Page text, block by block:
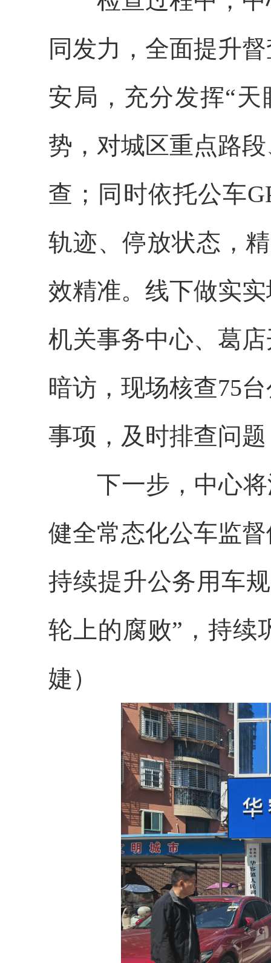
同发力，全面提升
安局，充分发挥“
势，对城区重点路
查；同时依托公车
轨迹、停放状态，
效精准。线下做实
机关事务中心、葛
暗访，现场核查75
事项，及时排查问
下一步，中心将
健全常态化公车监
持续提升公务用车
轮上的腐败”，持续
婕）